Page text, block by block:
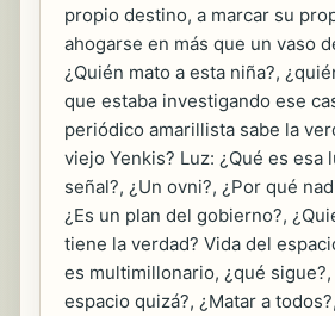
propio destino, a marcar su
ahogarse en más que un vaso
¿Quién mato a esta niña?,
que estaba investigando ese
periódico amarillista sabe la
viejo Yenkis? Luz: ¿Qué es esa
señal?, ¿Un ovni?, ¿Por qué
¿Es un plan del gobierno?,
tiene la verdad? Vida del
es multimillonario, ¿qué sigue?,
espacio quizá?, ¿Matar a